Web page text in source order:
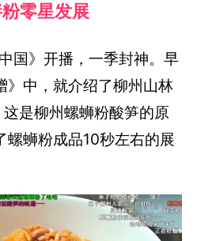
零星发展
国》开播，一季封神。早
》中，就介绍了柳州山林
这是柳州螺蛳粉酸笋的原
螺蛳粉成品10秒左右的展